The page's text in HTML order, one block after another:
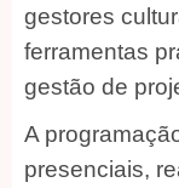
gestores
ferramentas
gestão de
A
presenciais,